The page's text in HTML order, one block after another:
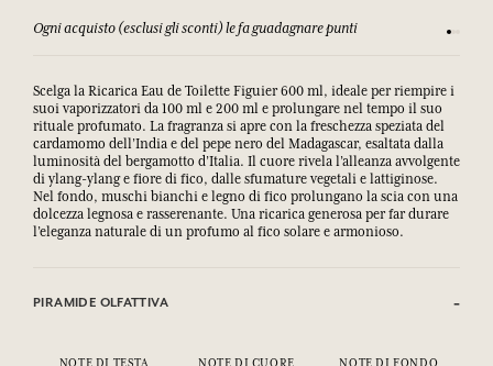
Ogni acquisto (esclusi gli sconti) le fa guadagnare punti
Scelga la Ricarica Eau de Toilette Figuier 600 ml, ideale per riempire i
suoi vaporizzatori da 100 ml e 200 ml e prolungare nel tempo il suo
rituale profumato. La fragranza si apre con la freschezza speziata del
cardamomo dell’India e del pepe nero del Madagascar, esaltata dalla
luminosità del bergamotto d’Italia. Il cuore rivela l’alleanza avvolgente
di ylang-ylang e fiore di fico, dalle sfumature vegetali e lattiginose.
Nel fondo, muschi bianchi e legno di fico prolungano la scia con una
dolcezza legnosa e rasserenante. Una ricarica generosa per far durare
l’eleganza naturale di un profumo al fico solare e armonioso.
PIRAMIDE OLFATTIVA
NOTE DI TESTA NOTE DI CUORE NOTE DI FONDO